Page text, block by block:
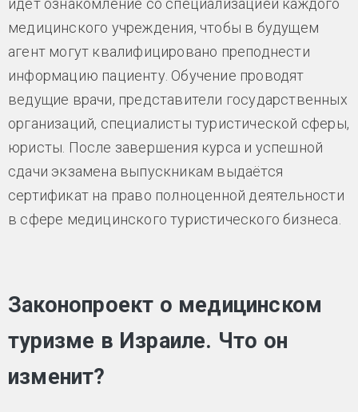
идёт ознакомление со специализацией каждого
медицинского учреждения, чтобы в будущем
агент могут квалифицировано преподнести
информацию пациенту. Обучение проводят
ведущие врачи, представители государственных
организаций, специалисты туристической сферы,
юристы. После завершения курса и успешной
сдачи экзамена выпускникам выдаётся
сертификат на право полноценной деятельности
в сфере медицинского туристического бизнеса.
Законопроект о медицинском
туризме в Израиле. Что он
изменит?